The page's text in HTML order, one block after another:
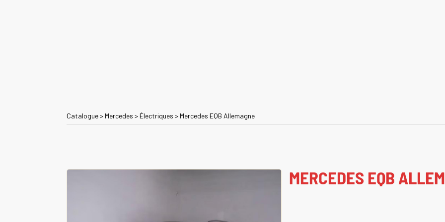
Catalogue>Mercedes >Électriques >Mercedes EQB Allemagne
MERCEDES EQB